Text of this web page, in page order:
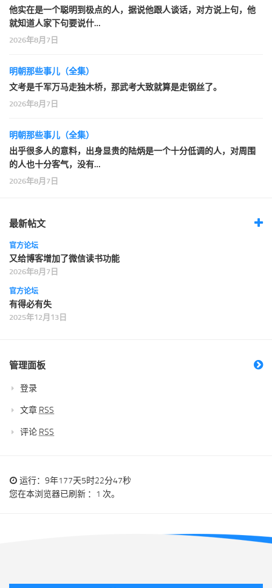
他实在是一个聪明到极点的人，据说他跟人谈话，对方说上句，他
就知道人家下句要说什…
2026年8月7日
明朝那些事儿（全集）
文考是千军万马走独木桥，那武考大致就算是走钢丝了。
2026年8月7日
明朝那些事儿（全集）
出乎很多人的意料，出身显贵的陆炳是一个十分低调的人，对周围
的人也十分客气，没有…
2026年8月7日
最新帖文
官方论坛
又给博客增加了微信读书功能
2026年8月7日
官方论坛
有得必有失
2025年12月13日
管理面板
登录
文章 RSS
评论 RSS
运行：9年177天5时22分48秒
您在本浏览器已刷新 ：1 次。